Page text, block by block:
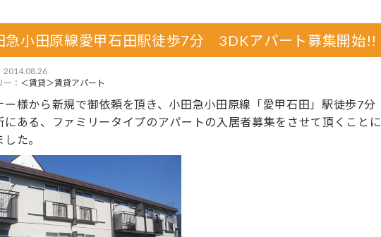
急小田原線愛甲石田駅徒歩7分 3DKアパート募集開始!!
2014.08.26
： ＜賃貸＞賃貸アパート
ー様から新規で御依頼を頂き、小田急小田原線「愛甲石田」駅徒歩7分
にある、ファミリータイプのアパートの入居者募集をさせて頂くことに
た。